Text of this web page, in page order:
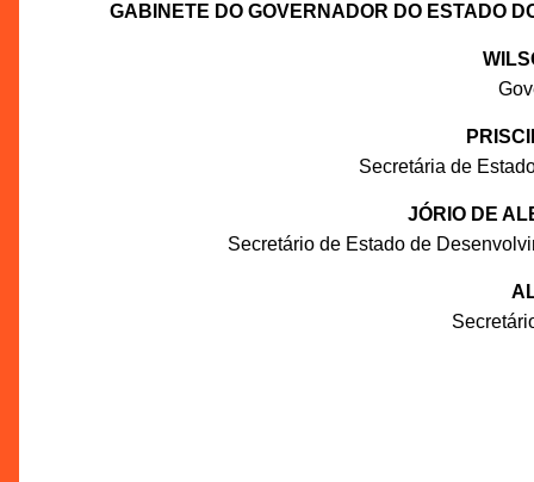
GABINETE DO GOVERNADOR DO ESTADO
Secretária de
JÓRIO DE
Secretário de Estado de